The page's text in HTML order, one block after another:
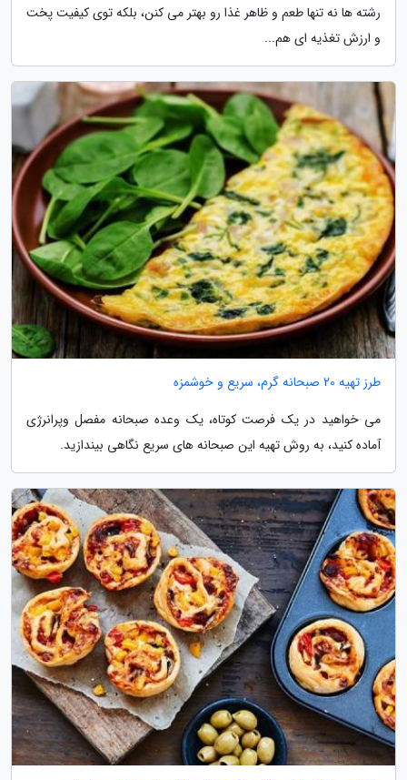
رشته ها نه تنها طعم و ظاهر غذا رو بهتر می کنن، بلکه توی کیفیت پخت
و ارزش تغذیه ای هم...
طرز تهیه 20 صبحانه گرم، سریع و خوشمزه
می خواهید در یک فرصت کوتاه، یک وعده صبحانه مفصل وپرانرژی
آماده کنید، به روش تهیه این صبحانه های سریع نگاهی بیندازید.